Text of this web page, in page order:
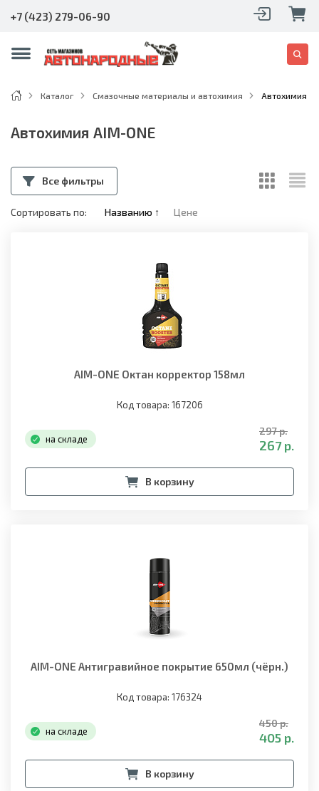
+7 (423) 279-06-90
Каталог Смазочные материалы и автохимия Автохимия
Автохимия AIM-ONE
Все фильтры
Сортировать по: Названию ↑ Цене
AIM-ONE Октан корректор 158мл
Код товара: 167206
на складе
297 р.
267 р.
В корзину
AIM-ONE Антигравийное покрытие 650мл (чёрн.)
Код товара: 176324
на складе
450 р.
405 р.
В корзину